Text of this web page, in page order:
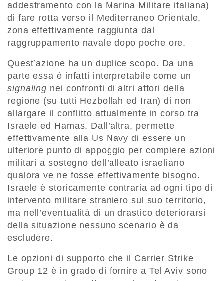
addestramento con la Marina Militare italiana)
di fare rotta verso il Mediterraneo Orientale,
zona effettivamente raggiunta dal
raggruppamento navale dopo poche ore.
Quest’azione ha un duplice scopo. Da una
parte essa è infatti interpretabile come un
signaling nei confronti di altri attori della
regione (su tutti Hezbollah ed Iran) di non
allargare il conflitto attualmente in corso tra
Israele ed Hamas. Dall’altra, permette
effettivamente alla Us Navy di essere un
ulteriore punto di appoggio per compiere azioni
militari a sostegno dell’alleato israeliano
qualora ve ne fosse effettivamente bisogno.
Israele è storicamente contraria ad ogni tipo di
intervento militare straniero sul suo territorio,
ma nell’eventualità di un drastico deteriorarsi
della situazione nessuno scenario è da
escludere.
Le opzioni di supporto che il Carrier Strike
Group 12 è in grado di fornire a Tel Aviv sono